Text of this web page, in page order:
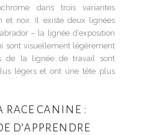
dans trois variantes
et noir. Il existe deux lignées
– la lignée d’exposition
sont visuellement légèrement
de la lignée de travail sont
légers et ont une tête plus
race canine :
d’apprendre